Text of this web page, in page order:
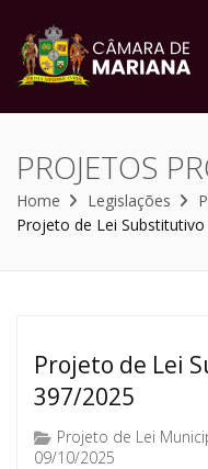
PROJETOS
Home Legislações
Projeto de Lei Substitutivo
Projeto de Lei
397/2025
Projeto de Lei
09/10/2025